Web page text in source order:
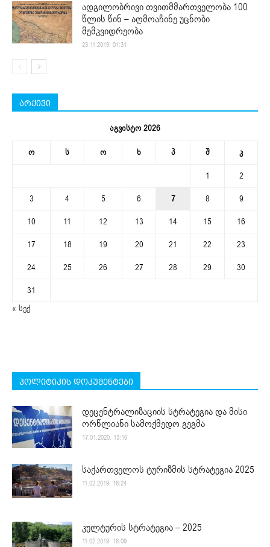
ადგილობრივი თვითმმართველობა 100
წლის წინ – აღმოაჩინე უცნობი
მემკვიდრეობა
23.11.2019. 01:31
არქივი
აგვისტო 2026
ო ს ო ხ პ შ კ
1
2
3
4 5 6 7 8
9
10
11 12 13 14 15
16
17
18 19 20 21 22
23
24
25 26 27 28 29
30
31
« სექ
პოლიტიკის დოკუმენტები
დეცენტრალიზაციის სტრატეგია და მისი
ორწლიანი სამოქმედო გეგმა
17.01.2020. 13:16
საქართველოს ტურიზმის სტრატეგია 2025
11.02.2019. 18:24
კულტურის სტრატეგია – 2025
11.02.2019. 18:09